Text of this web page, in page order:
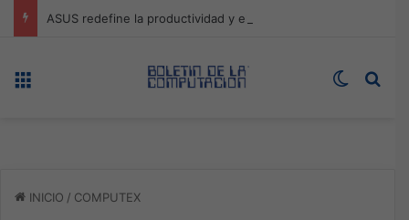
Switch
INICIO / COMPUTEX